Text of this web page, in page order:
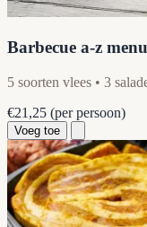
Barbecue a-z menu
5 soorten vlees • 3
€21,25 (per persoon)
Voeg toe